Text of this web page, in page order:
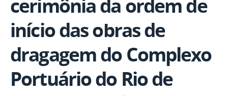
cerimônia da ordem de
início das obras de
dragagem do Complexo
Portuário do Rio de